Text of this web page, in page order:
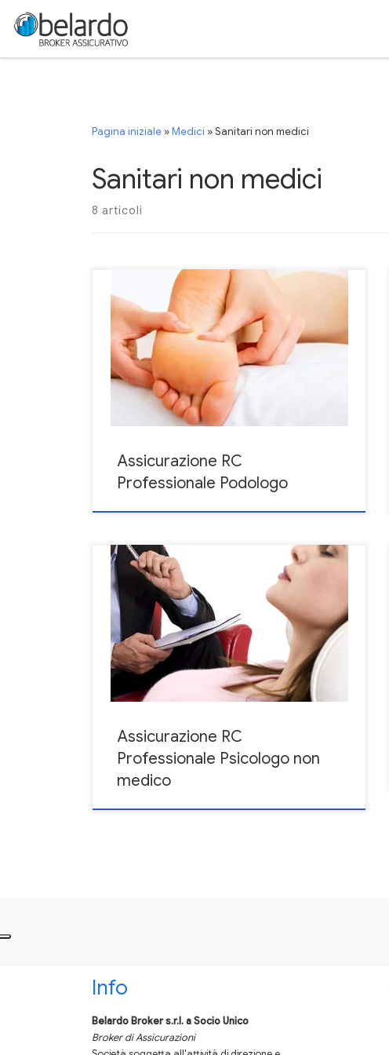
Passa al contenuto
Pagina iniziale »Medici »Sanitari non medici
Sanitari non medici
8 articoli
Le polizze professionali per Podologi presenti sul
mercato sono generalmente in regime claims made:
ciò significa che sono coperte le attività del Podologo
svolte durante il periodo di assicurazione o anche
prima della stipula della polizza
Assicurazione RC
Professionale Podologo
la polizza professionale per Psicologo dà copertura
anche per le prestazioni professionali svolte anche
prima della stipula sempre se tali prestazioni, già
prima di stipulare la polizza, non abbiano generato dei
reclami noti come richiesta di risarcimento danni,
avviso di garanzia, o ogni altro fatto o atto che in
qualche modo determinino probabilmente una
successiva richiesta di risarcimento danni
Assicurazione RC
Professionale Psicologo non
medico
Info
Belardo Broker s.r.l.a Socio Unico
Broker di Assicurazioni